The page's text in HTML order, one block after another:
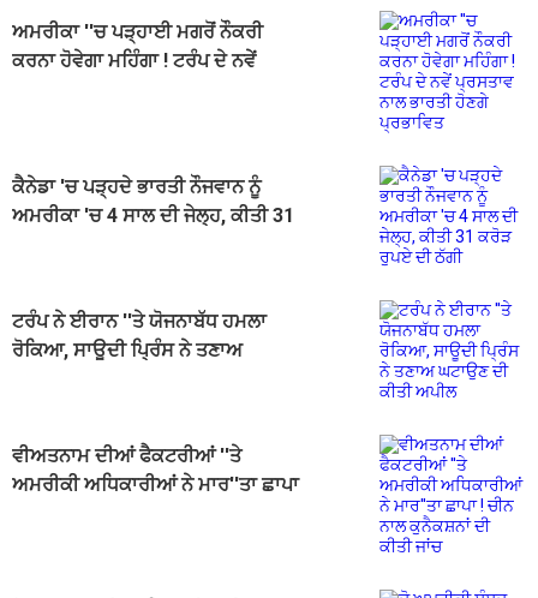
ਅਮਰੀਕਾ ''ਚ ਪੜ੍ਹਾਈ ਮਗਰੋਂ ਨੌਕਰੀ
ਕਰਨਾ ਹੋਵੇਗਾ ਮਹਿੰਗਾ ! ਟਰੰਪ ਦੇ ਨਵੇਂ
ਕੈਨੇਡਾ 'ਚ ਪੜ੍ਹਦੇ ਭਾਰਤੀ ਨੌਜਵਾਨ ਨੂੰ
ਅਮਰੀਕਾ 'ਚ 4 ਸਾਲ ਦੀ ਜੇਲ੍ਹ, ਕੀਤੀ 31
ਟਰੰਪ ਨੇ ਈਰਾਨ ''ਤੇ ਯੋਜਨਾਬੱਧ ਹਮਲਾ
ਰੋਕਿਆ, ਸਾਊਦੀ ਪ੍ਰਿੰਸ ਨੇ ਤਣਾਅ
ਵੀਅਤਨਾਮ ਦੀਆਂ ਫੈਕਟਰੀਆਂ ''ਤੇ
ਅਮਰੀਕੀ ਅਧਿਕਾਰੀਆਂ ਨੇ ਮਾਰ''ਤਾ ਛਾਪਾ